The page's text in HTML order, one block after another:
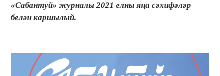
«Сабантуй» журналы 2021 елны яңа сәхифәләр
белән каршылый.